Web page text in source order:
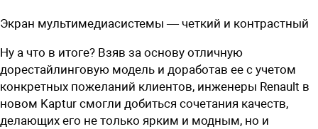
Экран мультимедиасистемы — четкий и контрастный
Ну а что в итоге? Взяв за основу отличную
дорестайлинговую модель и доработав ее с учетом
конкретных пожеланий клиентов, инженеры Renault в
новом Kaptur смогли добиться сочетания качеств,
делающих его не только ярким и модным, но и